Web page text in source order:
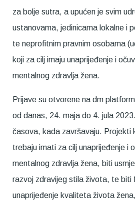
za bolje sutra, a upućen je svim
ustanovama, jedinicama lokalne i
te neprofitnim pravnim osobama
koji za cilj imaju unaprijeđenje i
mentalnog zdravlja žena.
Prijave su otvorene na dm
od danas, 24. maja do 4. jula
časova, kada završavaju. Projekti
trebaju imati za cilj unaprijeđenje i
mentalnog zdravlja žena, biti
razvoj zdravijeg stila života, te biti
unaprijeđenje kvaliteta života